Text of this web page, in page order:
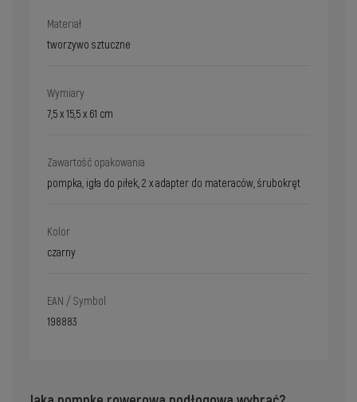
Materiał
tworzywo sztuczne
Wymiary
7,5 x 15,5 x 61 cm
Zawartość opakowania
pompka, igła do piłek, 2 x adapter do materaców, śrubokręt
Kolor
czarny
EAN / Symbol
198883